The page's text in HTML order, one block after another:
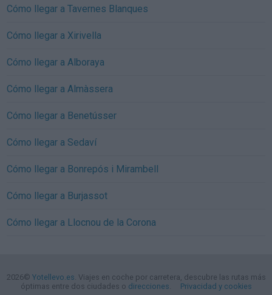
Cómo llegar a Tavernes Blanques
Cómo llegar a Xirivella
Cómo llegar a Alboraya
Cómo llegar a Almàssera
Cómo llegar a Benetússer
Cómo llegar a Sedaví
Cómo llegar a Bonrepós i Mirambell
Cómo llegar a Burjassot
Cómo llegar a Llocnou de la Corona
2026© Yotellevo.es. Viajes en coche por carretera, descubre las rutas más
óptimas entre dos ciudades o direcciones. Privacidad y cookies